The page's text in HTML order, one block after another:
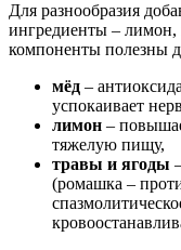
Для разнообразия
ингредиенты ‒
компоненты полезны
мёд –
успокаивает
лимон –
тяжелую пищу,
травы и ягоды
(ромашка ‒